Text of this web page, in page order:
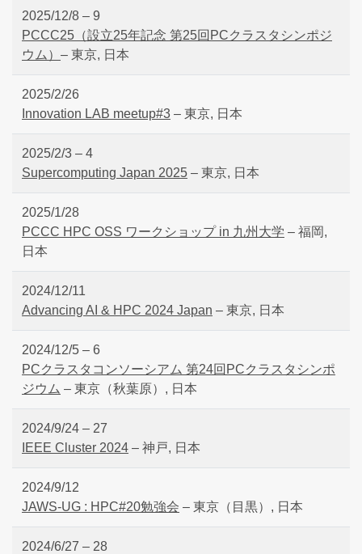
2025/12/8 – 9
PCCC25（設立25年記念 第25回PCクラスタシンポジ
ウム） – 東京, 日本
2025/2/26
Innovation LAB meetup#3 – 東京, 日本
2025/2/3 – 4
Supercomputing Japan 2025 – 東京, 日本
2025/1/28
PCCC HPC OSS ワークショップ in 九州大学 – 福岡,
日本
2024/12/11
Advancing AI & HPC 2024 Japan – 東京, 日本
2024/12/5 – 6
PCクラスタコンソーシアム 第24回PCクラスタシンポ
ジウム – 東京（秋葉原）, 日本
2024/9/24 – 27
IEEE Cluster 2024 – 神戸, 日本
2024/9/12
JAWS-UG : HPC#20勉強会 – 東京（目黒）, 日本
2024/6/27 – 28